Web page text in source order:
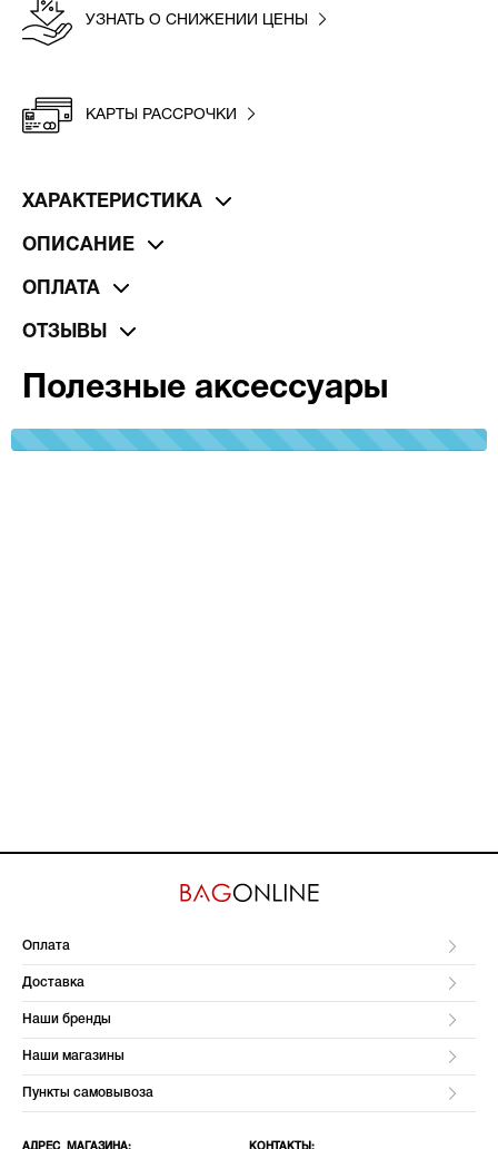
УЗНАТЬ О СНИЖЕНИИ ЦЕНЫ
КАРТЫ РАССРОЧКИ
ХАРАКТЕРИСТИКА
ОПИСАНИЕ
ОПЛАТА
ОТЗЫВЫ
Полезные аксессуары
100%
Оплата
Доставка
Наши бренды
Наши магазины
Пункты самовывоза